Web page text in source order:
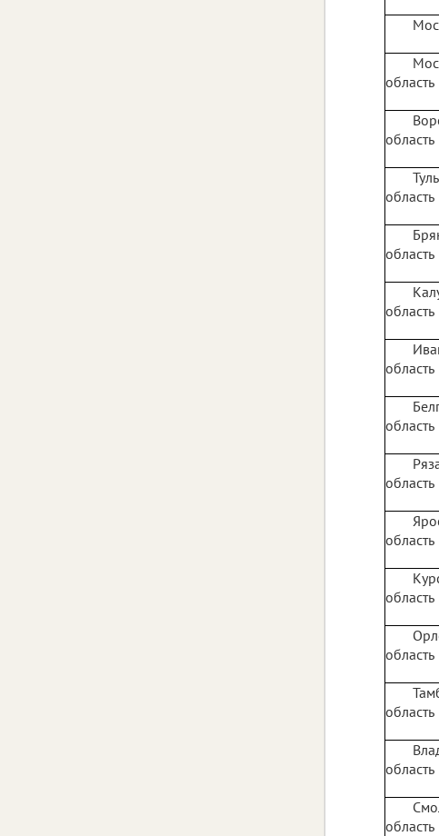
область
область
область
область
область
область
область
область
область
область
область
область
область
область